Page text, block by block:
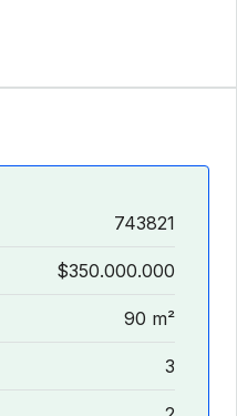
743821
$350.000.000
90 m²
3